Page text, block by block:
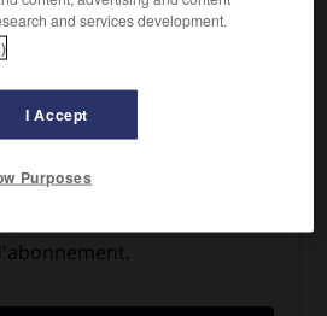
irlandais.
la lutte contre les tenanciers
bon gré l'Union de 1800
par les réformes de 1829-
de nouveau au début du
Jusqu'à la dissolution duStormont
and services development.
I Accept
Purposes